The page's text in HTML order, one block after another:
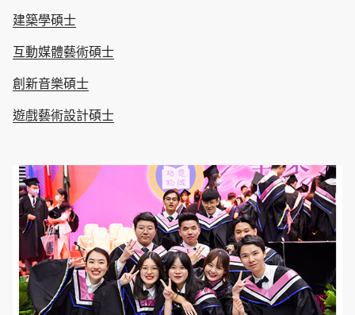
建築學碩士
互動媒體藝術碩士
創新音樂碩士
遊戲藝術設計碩士